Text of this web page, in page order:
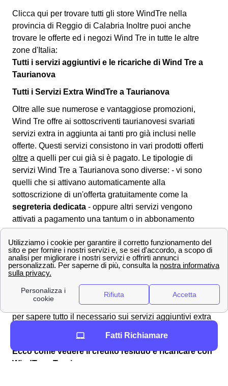
Clicca qui per trovare tutti gli store WindTre nella
provincia di Reggio di Calabria Inoltre puoi anche
trovare le offerte ed i negozi Wind Tre in tutte le altre
zone d'Italia:
Tutti i servizi aggiuntivi e le ricariche di Wind Tre a
Taurianova
Tutti i Servizi Extra WindTre a Taurianova
Oltre alle sue numerose e vantaggiose promozioni,
Wind Tre offre ai sottoscriventi taurianovesi svariati
servizi extra in aggiunta ai tanti pro già inclusi nelle
offerte. Questi servizi consistono in vari prodotti offerti
oltre a quelli per cui già si è pagato. Le tipologie di
servizi Wind Tre a Taurianova sono diverse: - vi sono
quelli che si attivano automaticamente alla
sottoscrizione di un'offerta gratuitamente come la
segreteria dedicata - oppure altri servizi vengono
attivati a pagamento una tantum o in abbonamento
come ad esempio per vedere lo sport a Taurianova con
Wind. L'attivazione e disattivazione dei servizi Wind Tre
sottoscritti viene normalmente gestita attraverso il
servizio clienti chiamando il159. A Taurianova, i servizi
in sovrapprezzo sono già stati bloccati inizialmente per
evitare abusi. Per maggiori informazioni e dettagli puoi
recarti sulla pagina dedicata aiservizi aggiuntivi di Wind
per sapere tutto il necessario sui servizi aggiuntivi extra
Ecco come vedere il credito residuo e ricaricare con
WindTre a Taurianova
Fatti Richiamare